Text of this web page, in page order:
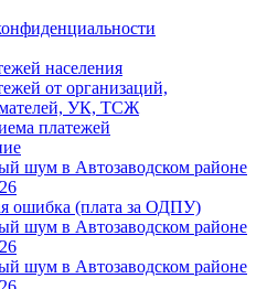
населения
от организаций,
УК, ТСЖ
платежей
шум в Автозаводском районе
ошибка (плата за ОДПУ)
шум в Автозаводском районе
шум в Автозаводском районе